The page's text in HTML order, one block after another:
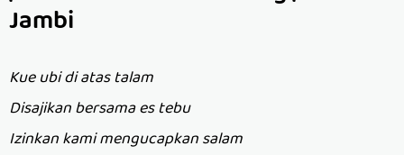
Jambi
Kue ubi di atas talam
Disajikan bersama es tebu
Izinkan kami mengucapkan salam